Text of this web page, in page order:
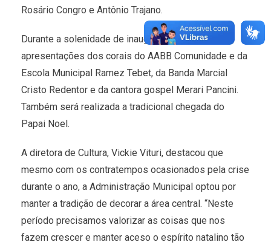
Rosário Congro e Antônio Trajano.
Durante a solenidade de inauguração haverá
apresentações dos corais do AABB Comunidade e da
Escola Municipal Ramez Tebet, da Banda Marcial
Cristo Redentor e da cantora gospel Merari Pancini.
Também será realizada a tradicional chegada do
Papai Noel.
A diretora de Cultura, Vickie Vituri, destacou que
mesmo com os contratempos ocasionados pela crise
durante o ano, a Administração Municipal optou por
manter a tradição de decorar a área central. “Neste
período precisamos valorizar as coisas que nos
fazem crescer e manter aceso o espírito natalino tão